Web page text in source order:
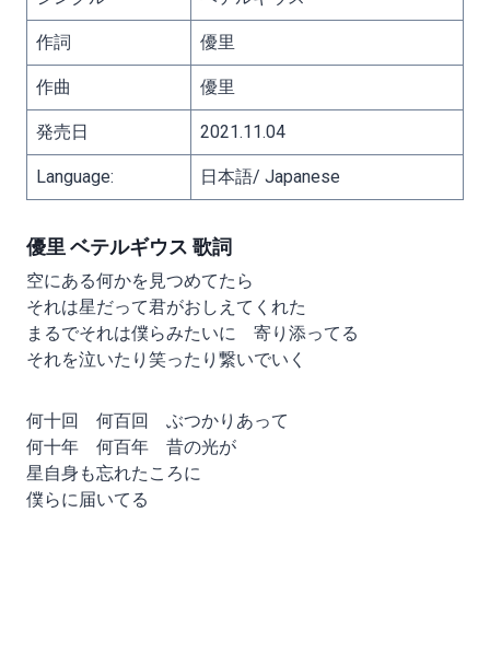
作詞 優里
作曲 優里
発売日 2021.11.04
Language: 日本語/ Japanese
優里 ベテルギウス 歌詞
空にある何かを見つめてたら
それは星だって君がおしえてくれた
まるでそれは僕らみたいに 寄り添ってる
それを泣いたり笑ったり繋いでいく
何十回 何百回 ぶつかりあって
何十年 何百年 昔の光が
星自身も忘れたころに
僕らに届いてる